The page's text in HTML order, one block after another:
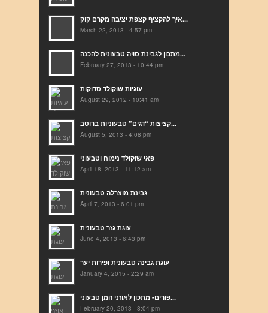
איך להקציף קצפת יציבה מקרם קוק...
March 22, 2013 - 4:57 pm
מתכון לגבינת סויה טבעונית להכנה...
February 27, 2013 - 10:44 pm
עוגיות שוקולד סדוקות
August 29, 2012 - 10:41 am
קציצות “דגים” טבעוניות ברוטב...
August 5, 2013 - 4:08 pm
פאי שוקולד נימוח וטבעוני
April 18, 2013 - 11:12 am
גבינת מוצרלה טבעונית
April 7, 2013 - 6:01 pm
עוגת גזר טבעונית
June 4, 2013 - 6:43 pm
עוגת גבינה טבעונית ופירות יער
January 4, 2015 - 2:29 am
פורים- מתכון לאוזני המן טבעוני...
February 20, 2013 - 8:04 pm